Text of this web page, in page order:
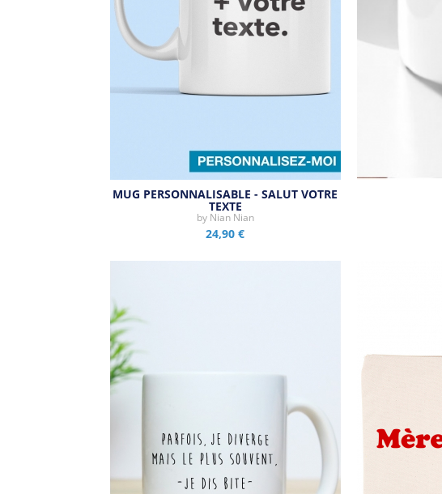
Aperçu rapide
MUG PERSONNALISABLE - SALUT VOTRE
TEXTE
by Nian Nian
24,90 €